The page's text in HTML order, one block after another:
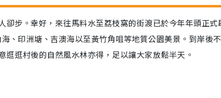
步。幸好，來往馬料水至荔枝窩的街渡已於今年年頭正式
、印洲塘、吉澳海以至黃竹角咀等地質公園美景。到岸後
逛村後的自然風水林亦得，足以讓大家放鬆半天。